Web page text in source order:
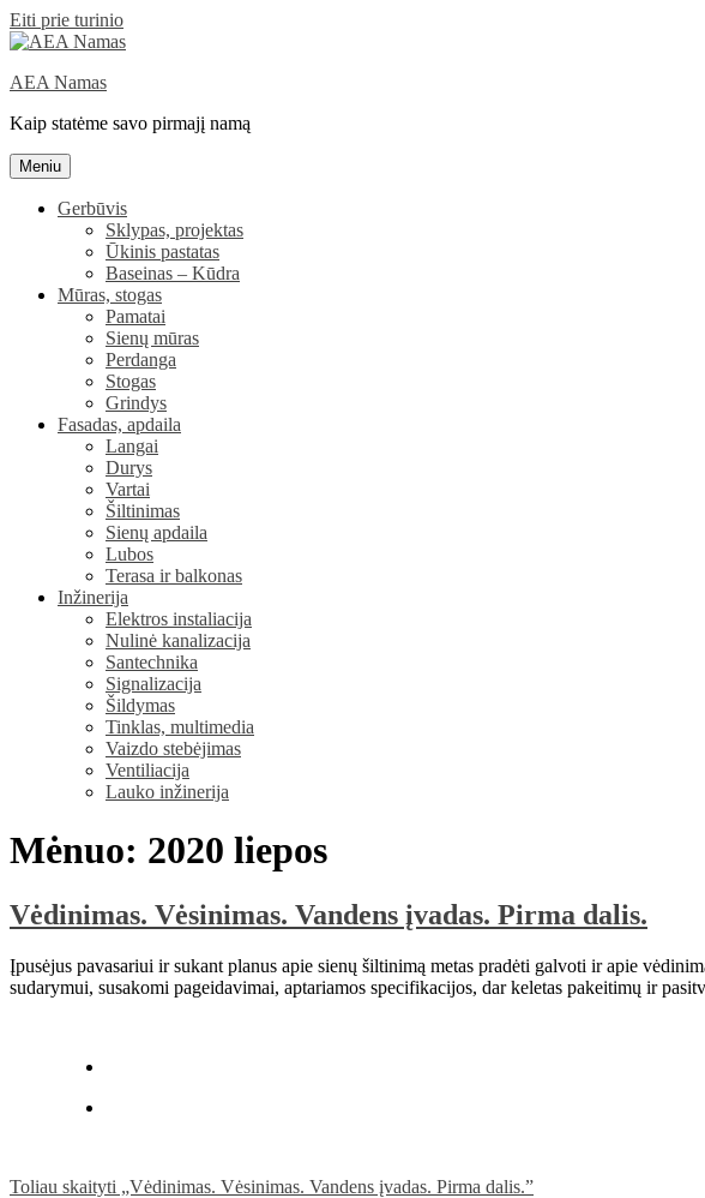
Eiti prie turinio
AEA Namas
Kaip statėme savo pirmajį namą
Meniu
Gerbūvis
Sklypas, projektas
Ūkinis pastatas
Baseinas – Kūdra
Mūras, stogas
Pamatai
Sienų mūras
Perdanga
Stogas
Grindys
Fasadas, apdaila
Langai
Durys
Vartai
Šiltinimas
Sienų apdaila
Lubos
Terasa ir balkonas
Inžinerija
Elektros instaliacija
Nulinė kanalizacija
Santechnika
Signalizacija
Šildymas
Tinklas, multimedia
Vaizdo stebėjimas
Ventiliacija
Lauko inžinerija
Mėnuo: 2020 liepos
Vėdinimas. Vėsinimas. Vandens įvadas. Pirma dalis.
Įpusėjus pavasariui ir sukant planus apie sienų šiltinimą metas pradėti galvoti ir apie
sudarymui, susakomi pageidavimai, aptariamos specifikacijos, dar keletas pakeitimų ir
Toliau skaityti „Vėdinimas. Vėsinimas. Vandens įvadas. Pirma dalis.”